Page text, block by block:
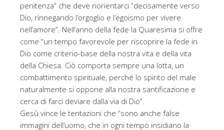
penitenza” che deve riorientarci “decisamente verso
Dio, rinnegando l’orgoglio e l’egoismo per vivere
nell’amore”. Nell’anno della fede la Quaresima si offre
come “un tempo favorevole per riscoprire la fede in
Dio come criterio-base della nostra vita e della vita
della Chiesa. Ciò comporta sempre una lotta, un
combattimento spirituale, perché lo spirito del male
naturalmente si oppone alla nostra santificazione e
cerca di farci deviare dalla via di Dio”.
Gesù vince le tentazioni che “sono anche false
immagini dell’uomo, che in ogni tempo insidiano la